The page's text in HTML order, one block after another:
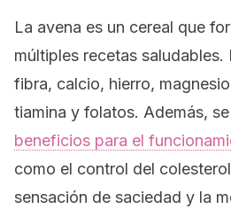
La avena es un cereal que
múltiples recetas saludables.
fibra, calcio, hierro,
tiamina y folatos. Además,
beneficios para el
como el control del
sensación de saciedad y la